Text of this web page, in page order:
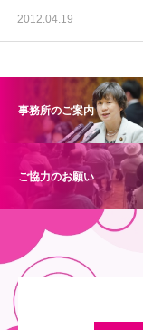
2012.04.19
事務所のご案内
ご協力のお願い